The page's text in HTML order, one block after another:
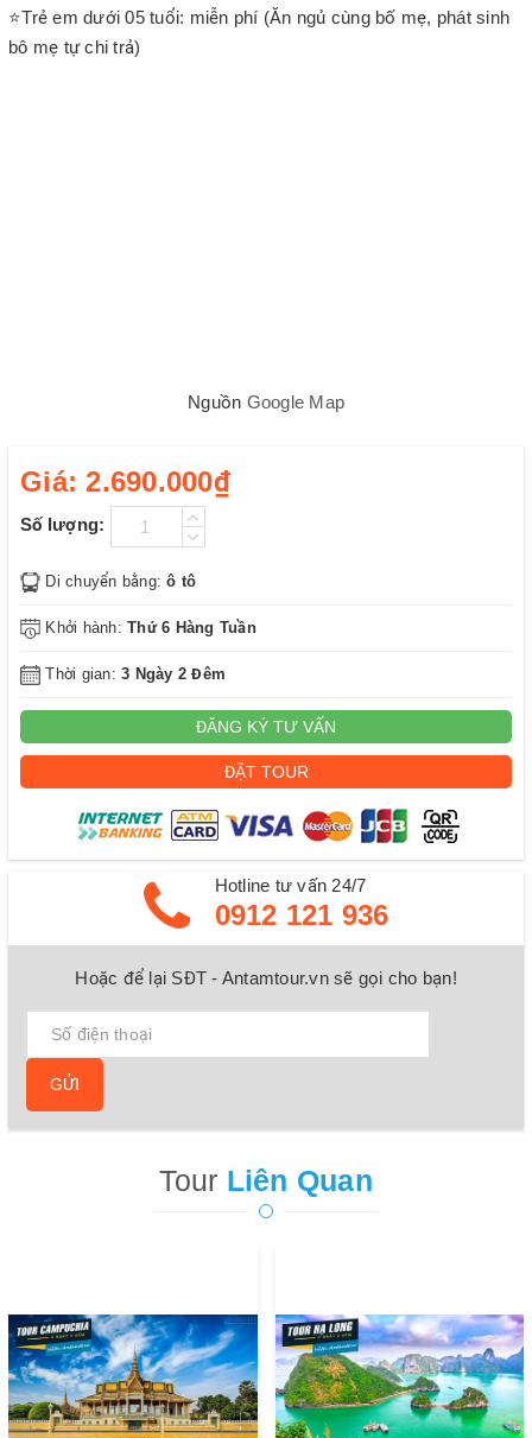
⭐Trẻ em dưới 05 tuổi: miễn phí (Ăn ngủ cùng bố mẹ, phát sinh
bô mẹ tự chi trả)
Nguồn Google Map
Giá:2.690.000₫
Số lượng:
Di chuyển bằng:ô tô
Khởi hành: Thứ 6 Hàng Tuần
Thời gian: 3 Ngày 2 Đêm
ĐĂNG KÝ TƯ VẤN
ĐẶT TOUR
Hotline tư vấn 24/7
0912 121 936
Hoặc để lại SĐT - Antamtour.vn sẽ gọi cho bạn!
GỬI
Tour Liên Quan